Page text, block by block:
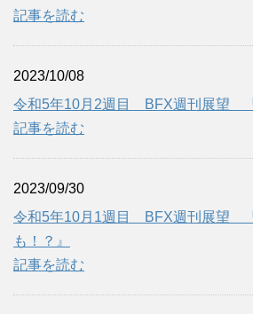
記事を読む
2023/10/08
令和5年10月2週目 BFX週刊展望 『
記事を読む
2023/09/30
令和5年10月1週目 BFX週刊展望
も！？』
記事を読む